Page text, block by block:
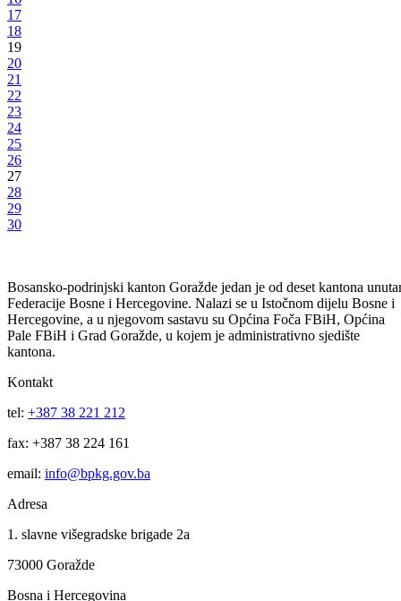
Revizija RVI iz Bosansko-podrinjskog kantona biće nastavljena u
Goraždu
18.11.2011